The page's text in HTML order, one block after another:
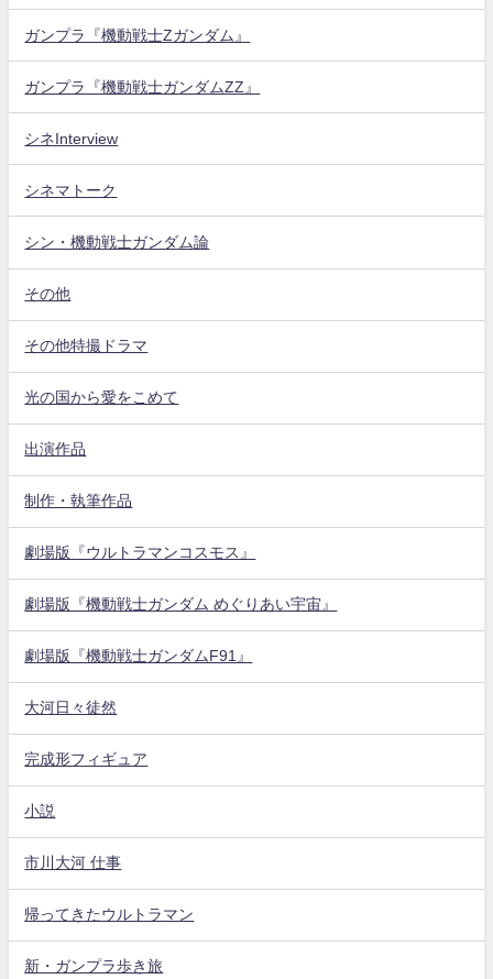
ガンプラ『機動戦士Zガンダム』
ガンプラ『機動戦士ガンダムZZ』
シネInterview
シネマトーク
シン・機動戦士ガンダム論
その他
その他特撮ドラマ
光の国から愛をこめて
出演作品
制作・執筆作品
劇場版『ウルトラマンコスモス』
劇場版『機動戦士ガンダム めぐりあい宇宙』
劇場版『機動戦士ガンダムF91』
大河日々徒然
完成形フィギュア
小説
市川大河 仕事
帰ってきたウルトラマン
新・ガンプラ歩き旅